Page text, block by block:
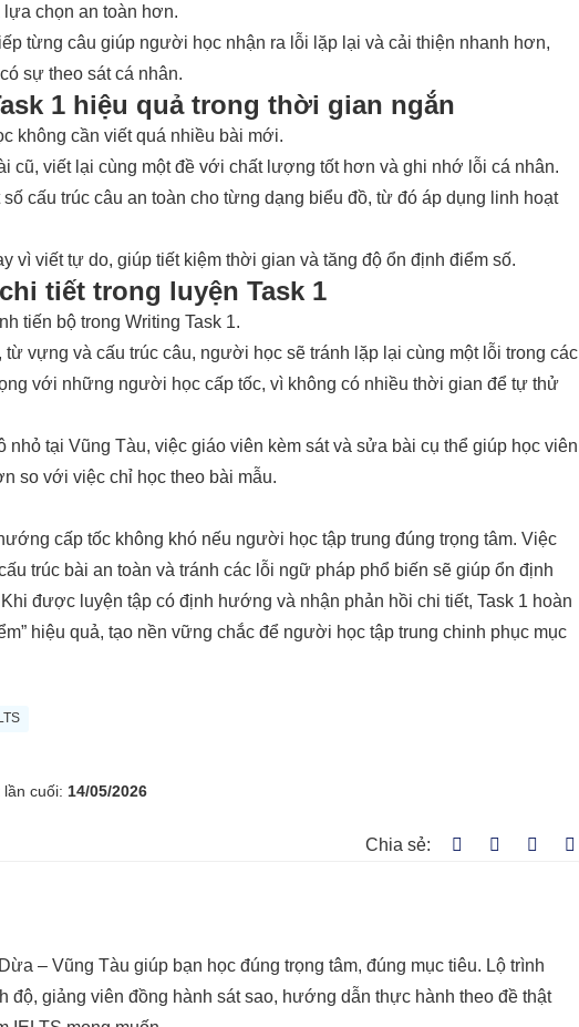
chọn an toàn hơn.
từng câu giúp người học nhận ra lỗi lặp lại và cải thiện nhanh hơn,
sự theo sát cá nhân.
1 hiệu quả trong thời gian ngắn
không cần viết quá nhiều bài mới.
cũ, viết lại cùng một đề với chất lượng tốt hơn và ghi nhớ lỗi cá nhân.
cấu trúc câu an toàn cho từng dạng biểu đồ, từ đó áp dụng linh hoạt
vì viết tự do, giúp tiết kiệm thời gian và tăng độ ổn định điểm số.
tiết trong luyện Task 1
tiến bộ trong Writing Task 1.
vựng và cấu trúc câu, người học sẽ tránh lặp lại cùng một lỗi trong các
với những người học cấp tốc, vì không có nhiều thời gian để tự thử
nhỏ tại Vũng Tàu, việc giáo viên kèm sát và sửa bài cụ thể giúp học viên
so với việc chỉ học theo bài mẫu.
cấp tốc không khó nếu người học tập trung đúng trọng tâm. Việc
trúc bài an toàn và tránh các lỗi ngữ pháp phổ biến sẽ giúp ổn định
được luyện tập có định hướng và nhận phản hồi chi tiết, Task 1 hoàn
hiệu quả, tạo nền vững chắc để người học tập trung chinh phục mục
cuối: 14/05/2026
Chia sẻ:
– Vũng Tàu giúp bạn học đúng trọng tâm, đúng mục tiêu. Lộ trình
độ, giảng viên đồng hành sát sao, hướng dẫn thực hành theo đề thật